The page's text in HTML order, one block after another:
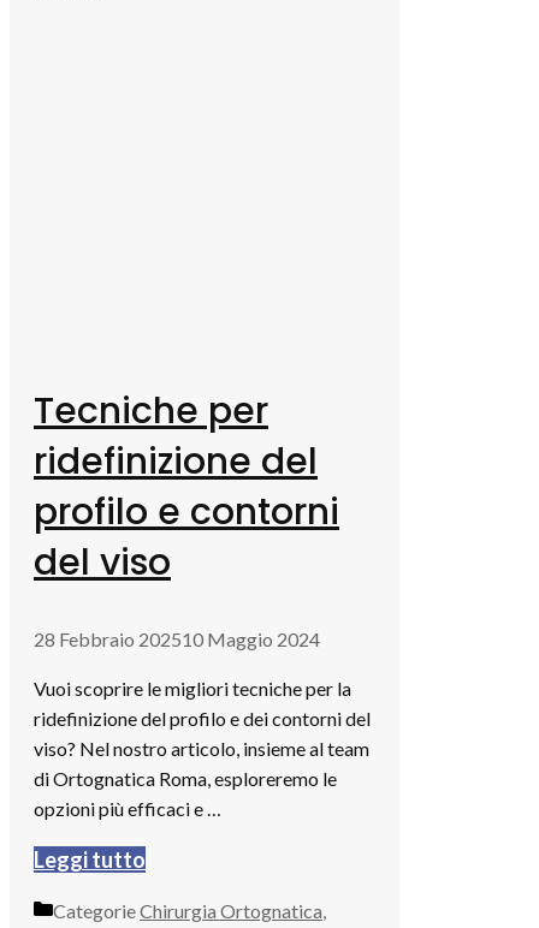
Tecniche per
ridefinizione del
profilo e contorni
del viso
28 Febbraio 202510 Maggio 2024
Vuoi scoprire le migliori tecniche per la
ridefinizione del profilo e dei contorni del
viso? Nel nostro articolo, insieme al team
di Ortognatica Roma, esploreremo le
opzioni più efficaci e …
Leggi tutto
CategorieChirurgia Ortognatica,